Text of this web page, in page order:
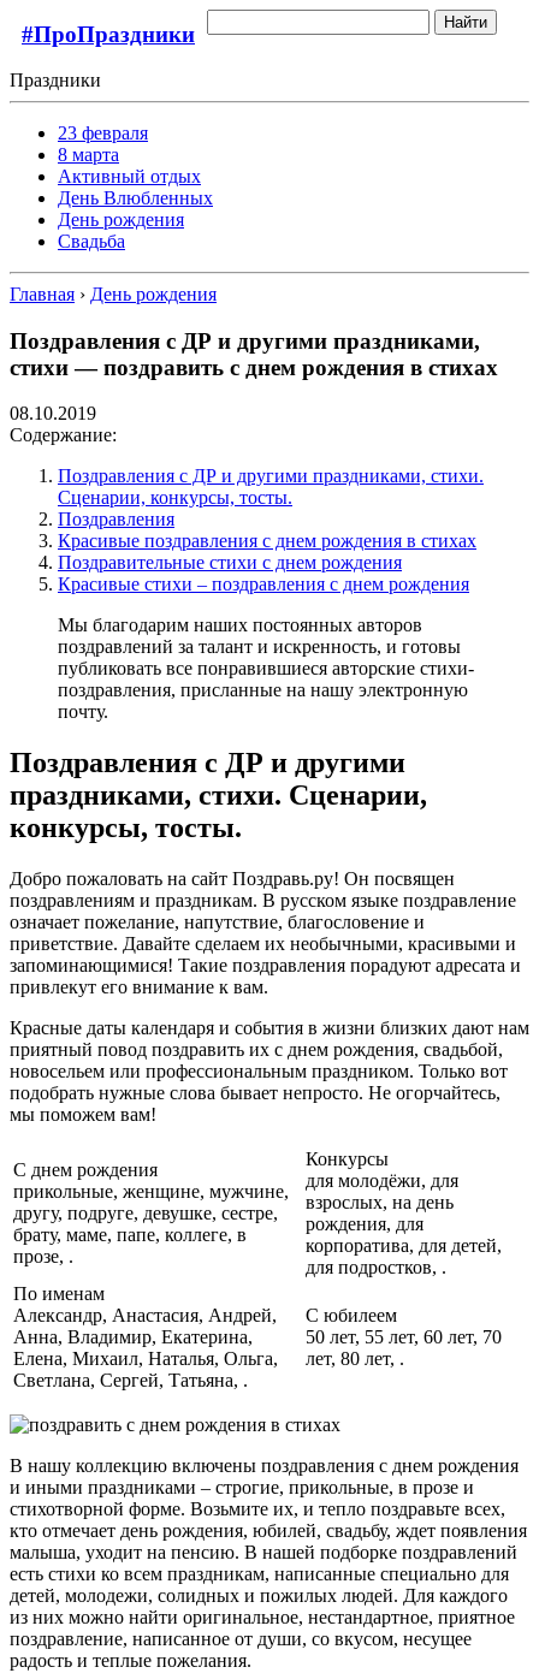
#ПроПраздники Найти
Праздники
23 февраля
8 марта
Активный отдых
День Влюбленных
День рождения
Свадьба
Главная › День рождения
Поздравления с ДР и другими праздниками,
стихи — поздравить с днем рождения в стихах
08.10.2019
Содержание:
Поздравления с ДР и другими праздниками, стихи.
Сценарии, конкурсы, тосты.
Поздравления
Красивые поздравления с днем рождения в стихах
Поздравительные стихи с днем рождения
Красивые стихи – поздравления с днем рождения
Мы благодарим наших постоянных авторов
поздравлений за талант и искренность, и готовы
публиковать все понравившиеся авторские стихи-
поздравления, присланные на нашу электронную
почту.
Поздравления с ДР и другими
праздниками, стихи. Сценарии,
конкурсы, тосты.
Добро пожаловать на сайт Поздравь.ру! Он посвящен
поздравлениям и праздникам. В русском языке поздравление
означает пожелание, напутствие, благословение и
приветствие. Давайте сделаем их необычными, красивыми и
запоминающимися! Такие поздравления порадуют адресата и
привлекут его внимание к вам.
Красные даты календаря и события в жизни близких дают нам
приятный повод поздравить их с днем рождения, свадьбой,
новосельем или профессиональным праздником. Только вот
подобрать нужные слова бывает непросто. Не огорчайтесь,
мы поможем вам!
С днем рождения
прикольные, женщине, мужчине,
другу, подруге, девушке, сестре,
брату, маме, папе, коллеге, в
прозе, .
Конкурсы
для молодёжи, для
взрослых, на день
рождения, для
корпоратива, для детей,
для подростков, .
По именам
Александр, Анастасия, Андрей,
Анна, Владимир, Екатерина,
Елена, Михаил, Наталья, Ольга,
Светлана, Сергей, Татьяна, .
С юбилеем
50 лет, 55 лет, 60 лет, 70
лет, 80 лет, .
В нашу коллекцию включены поздравления с днем рождения
и иными праздниками – строгие, прикольные, в прозе и
стихотворной форме. Возьмите их, и тепло поздравьте всех,
кто отмечает день рождения, юбилей, свадьбу, ждет появления
малыша, уходит на пенсию. В нашей подборке поздравлений
есть стихи ко всем праздникам, написанные специально для
детей, молодежи, солидных и пожилых людей. Для каждого
из них можно найти оригинальное, нестандартное, приятное
поздравление, написанное от души, со вкусом, несущее
радость и теплые пожелания.